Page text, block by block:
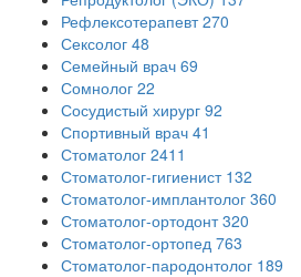
Рефлексотерапевт 270
Сексолог 48
Семейный врач 69
Сомнолог 22
Сосудистый хирург 92
Спортивный врач 41
Стоматолог 2411
Стоматолог-гигиенист 132
Стоматолог-имплантолог 360
Стоматолог-ортодонт 320
Стоматолог-ортопед 763
Стоматолог-пародонтолог 189